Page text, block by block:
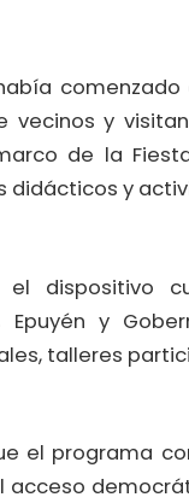
y
de la
didácticos y
el dispositivo
y
talleres
el programa